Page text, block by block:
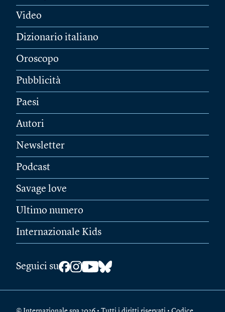
Video
Dizionario italiano
Oroscopo
Pubblicità
Paesi
Autori
Newsletter
Podcast
Savage love
Ultimo numero
Internazionale Kids
Seguici su